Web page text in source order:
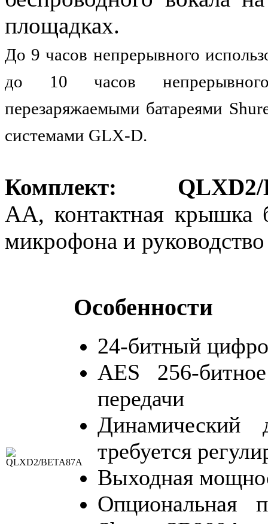
площадках.
До 9 часов непрерывного
до 10 часов
перезаряжаемыми батареями
системами GLX-D.
Комплект:
AA, контактная крышка
микрофона и руководство
Особенности
24-битный
AES 256-
передачи
требуется
Выходная
Опциональная